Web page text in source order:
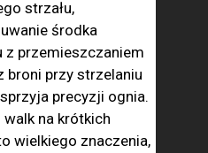
strzału,
środka
z przemieszczaniem
broni przy strzelaniu
precyzji ognia.
walk na krótkich
wielkiego znaczenia,